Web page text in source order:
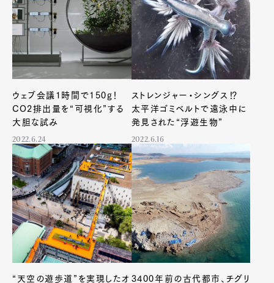
ウェブ会議1時間で150g！
CO2排出量を“可視化”する
大胆な試み
2022.6.24
ストレンジャー・シングス⁉
太平洋ゴミベルトで遠泳中に
発見された“浮遊生物”
2022.6.16
“天空の遊歩道”を実現したオ 3400年前の古代都市、チグリ